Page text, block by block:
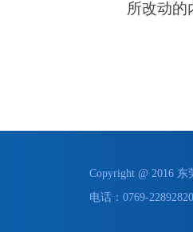
所改动的
Copyright @ 2016
电话：0769-